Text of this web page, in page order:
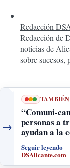
Redacción
Redacción de
noticias de
sobre sucesos,
→
“Comuni-
personas a
ayudan a la
Seguir leyendo
DSAlicante.com